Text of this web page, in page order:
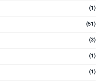
(1)
(51)
(3)
(1)
(1)